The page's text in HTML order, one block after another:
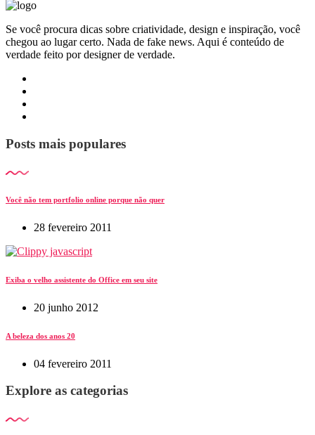
Se você procura dicas sobre criatividade, design e inspiração, você
chegou ao lugar certo. Nada de fake news. Aqui é conteúdo de
verdade feito por designer de verdade.
Posts mais populares
Você não tem portfolio online porque não quer
28 fevereiro 2011
Exiba o velho assistente do Office em seu site
20 junho 2012
A beleza dos anos 20
04 fevereiro 2011
Explore as categorias